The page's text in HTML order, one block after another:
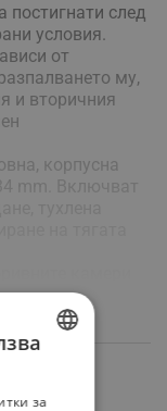
след
условия.
от
му,
и вторичния
корпусна
камери
за